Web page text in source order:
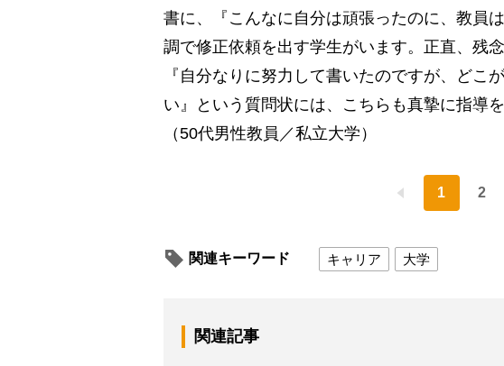
書に、『こんなに自分は頑張ったのに、教員
調で修正依頼を出す学生がいます。正直、残
『自分なりに努力して書いたのですが、どこ
い』という質問状には、こちらも真摯に指導
（50代男性教員／私立大学）
1 2
関連キーワード キャリア 大学
関連記事